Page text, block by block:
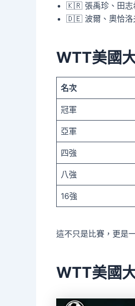
🇰🇷 張禹珍、田志
🇩🇪 波爾、奧恰洛
WTT美國
名次
冠軍
亞軍
四強
八強
16強
這不只是比賽，更是
WTT美國